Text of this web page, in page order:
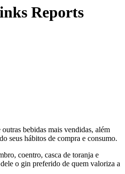
Reports
bebidas mais vendidas, além
seus hábitos de compra e consumo.
coentro, casca de toranja e
o gin preferido de quem valoriza a